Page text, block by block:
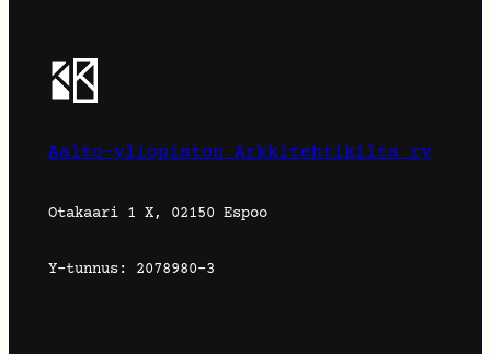
Aalto-yliopiston Arkkitehtikilta ry
Otakaari 1 X, 02150 Espoo
Y-tunnus: 2078980-3